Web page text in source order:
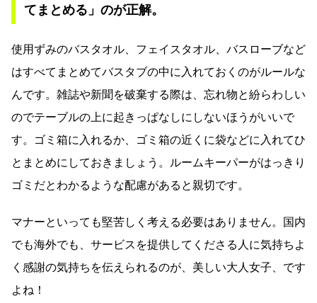
てまとめる」のが正解。
使用ずみのバスタオル、フェイスタオル、バスローブなど
はすべてまとめてバスタブの中に入れておくのがルールな
んです。雑誌や新聞を破棄する際は、忘れ物と紛らわしい
のでテーブルの上に起きっぱなしにしないほうがいいで
す。ゴミ箱に入れるか、ゴミ箱の近くに袋などに入れてひ
とまとめにしておきましょう。ルームキーパーがはっきり
ゴミだとわかるような配慮があると親切です。
マナーといっても堅苦しく考える必要はありません。国内
でも海外でも、サービスを提供してくださる人に気持ちよ
く感謝の気持ちを伝えられるのが、美しい大人女子、です
よね！